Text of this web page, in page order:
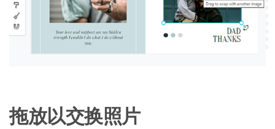
拖放以交换照片